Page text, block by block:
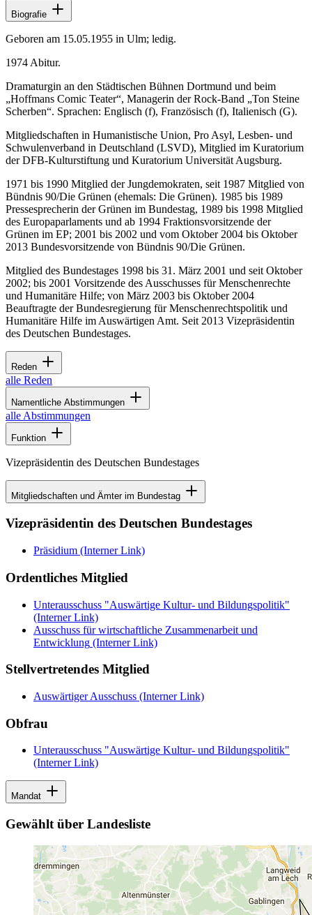
Biografie
Geboren am 15.05.1955 in Ulm; ledig.
1974 Abitur.
Dramaturgin an den Städtischen Bühnen Dortmund und beim
„Hoffmans Comic Teater“, Managerin der Rock-Band „Ton Steine
Scherben“. Sprachen: Englisch (f), Französisch (f), Italienisch (G).
Mitgliedschaften in Humanistische Union, Pro Asyl, Lesben- und
Schwulenverband in Deutschland (LSVD), Mitglied im Kuratorium
der DFB-Kulturstiftung und Kuratorium Universität Augsburg.
1971 bis 1990 Mitglied der Jungdemokraten, seit 1987 Mitglied von
Bündnis 90/Die Grünen (ehemals: Die Grünen). 1985 bis 1989
Pressesprecherin der Grünen im Bundestag, 1989 bis 1998 Mitglied
des Europaparlaments und ab 1994 Fraktionsvorsitzende der
Grünen im EP; 2001 bis 2002 und vom Oktober 2004 bis Oktober
2013 Bundesvorsitzende von Bündnis 90/Die Grünen.
Mitglied des Bundestages 1998 bis 31. März 2001 und seit Oktober
2002; bis 2001 Vorsitzende des Ausschusses für Menschenrechte
und Humanitäre Hilfe; von März 2003 bis Oktober 2004
Beauftragte der Bundesregierung für Menschenrechtspolitik und
Humanitäre Hilfe im Auswärtigen Amt. Seit 2013 Vizepräsidentin
des Deutschen Bundestages.
Reden
alle Reden
Namentliche Abstimmungen
alle Abstimmungen
Funktion
Vizepräsidentin des Deutschen Bundestages
Mitgliedschaften und Ämter im Bundestag
Vizepräsidentin des Deutschen Bundestages
Präsidium (Interner Link)
Ordentliches Mitglied
Unterausschuss "Auswärtige Kultur- und Bildungspolitik"
(Interner Link)
Ausschuss für wirtschaftliche Zusammenarbeit und
Entwicklung (Interner Link)
Stellvertretendes Mitglied
Auswärtiger Ausschuss (Interner Link)
Obfrau
Unterausschuss "Auswärtige Kultur- und Bildungspolitik"
(Interner Link)
Mandat
Gewählt über Landesliste